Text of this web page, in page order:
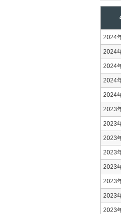
2024
2024
2024
2024
2024
2023
2023
2023
2023
2023
2023
2023
2023